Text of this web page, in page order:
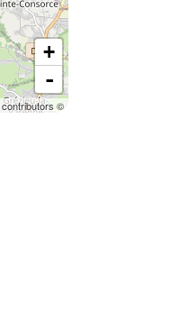
+
-
contributors ©